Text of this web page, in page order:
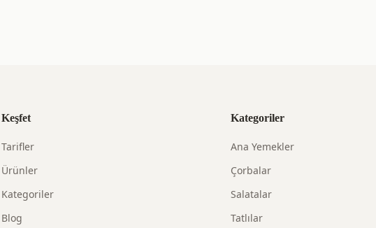
Keşfet
Tarifler
Ürünler
Kategoriler
Blog
Kategoriler
Ana Yemekler
Çorbalar
Salatalar
Tatlılar